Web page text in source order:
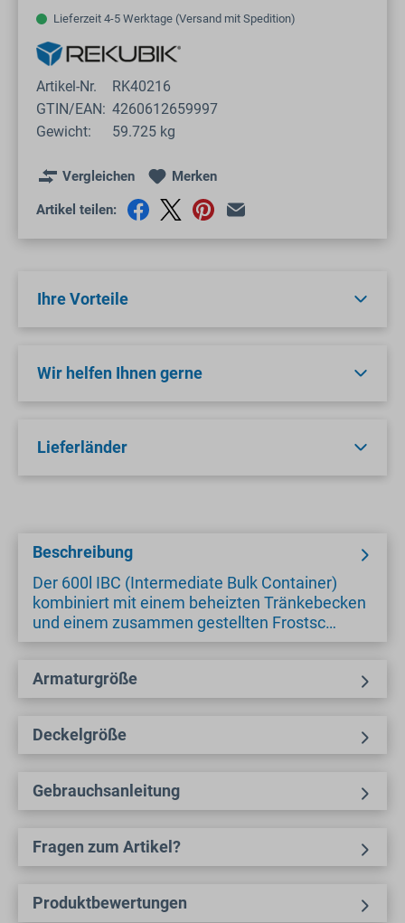
Lieferzeit 4-5 Werktage (Versand mit Spedition)
Artikel-Nr.
RK40216
GTIN/EAN: 4260612659997
Gewicht:
59.725 kg
Vergleichen Merken
Artikel teilen:
Ihre Vorteile
Wir helfen Ihnen gerne
Lieferländer
Beschreibung
Der 600l IBC (Intermediate Bulk Container)
kombiniert mit einem beheizten Tränkebecken
und einem zusammen gestellten Frostsc…
Armaturgröße
Deckelgröße
Gebrauchsanleitung
Fragen zum Artikel?
Produktbewertungen